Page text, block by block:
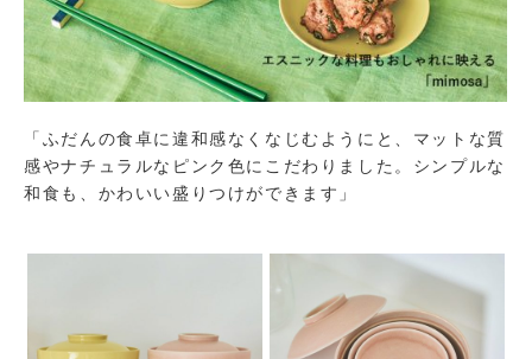
「ふだんの食卓に違和感なくなじむようにと、マットな質
感やナチュラルなピンク色にこだわりました。シンプルな
和食も、かわいい盛りつけができます」